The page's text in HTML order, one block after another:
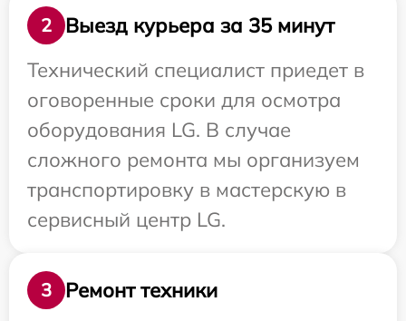
2
Выезд курьера за 35 минут
Технический специалист приедет в
оговоренные сроки для осмотра
оборудования LG. В случае
сложного ремонта мы организуем
транспортировку в мастерскую в
сервисный центр LG.
3
Ремонт техники